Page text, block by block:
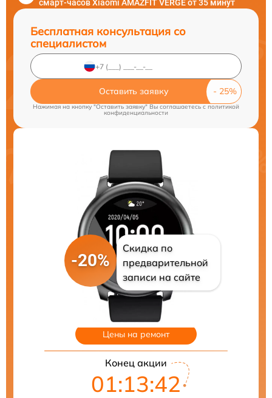
смарт-часов Xiaomi AMAZFIT VERGE от 35 минут
Бесплатная консультация со
специалистом
Оставить заявку
Нажимая на кнопку "Оставить заявку" Вы соглашаетесь cполитикой
конфиденциальности
-20%
Скидка по
предварительной
записи на сайте
Цены на ремонт
Конец акции
01:13:41